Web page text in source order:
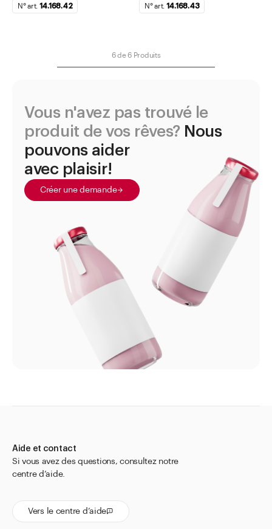
N° art. 14.168.42 N° art. 14.168.43
6de6Produits
Vous n'avez pas trouvé le
produit de vos rêves? Nous
pouvons aider
avec plaisir!
Créer une demande
Aide et contact
Si vous avez des questions, consultez notre
centre d’aide.
Vers le centre d’aide